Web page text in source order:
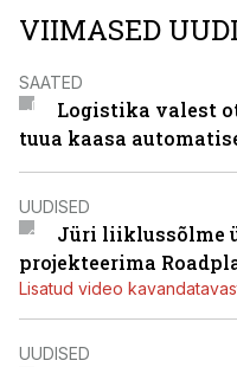
VIIMASED
SAATED
Logistika valest
tuua kaasa
UUDISED
Jüri liiklussõlme
projekteerima
Lisatud video
UUDISED